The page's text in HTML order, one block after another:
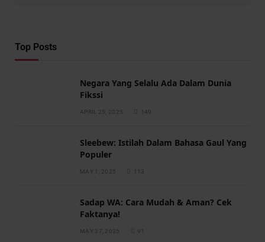
Top Posts
Negara Yang Selalu Ada Dalam Dunia
Fikssi
APRIL 25, 2025 149
Sleebew: Istilah Dalam Bahasa Gaul Yang
Populer
MAY 1, 2025 113
Sadap WA: Cara Mudah & Aman? Cek
Faktanya!
MAY 27, 2025 91